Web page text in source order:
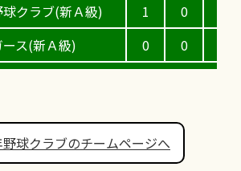
クラブ(新Ａ級)
ス(新Ａ級)
1
0
0
0
球クラブのチームページへ